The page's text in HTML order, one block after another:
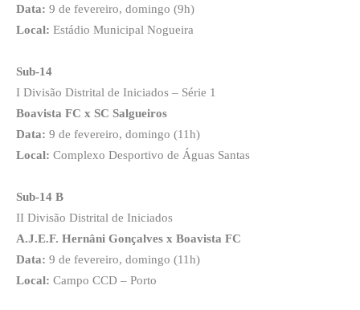
Data: 9 de fevereiro, domingo (9h)
Local: Estádio Municipal Nogueira
Sub-14
I Divisão Distrital de Iniciados – Série 1
Boavista FC x SC Salgueiros
Data: 9 de fevereiro, domingo (11h)
Local: Complexo Desportivo de Águas Santas
Sub-14 B
II Divisão Distrital de Iniciados
A.J.E.F. Hernâni Gonçalves x Boavista FC
Data: 9 de fevereiro, domingo (11h)
Local: Campo CCD – Porto